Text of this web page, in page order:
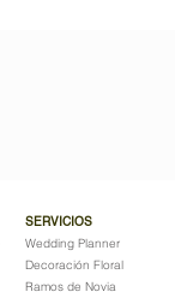
SERVICIOS
Wedding Planner
Decoración Floral
Ramos de Novia